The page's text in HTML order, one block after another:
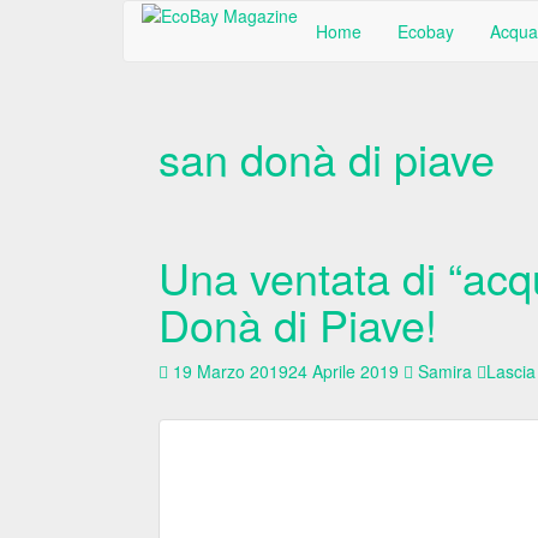
Home Ecobay Acqua
san donà di piave
Una ventata di
Donà di Piave!
19 Marzo 201924 Aprile 2019 Samira